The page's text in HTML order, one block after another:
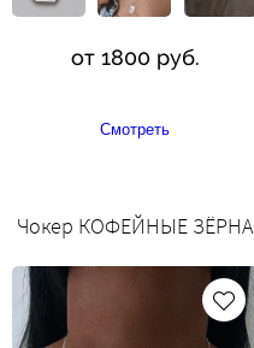
от 1800 руб.
Смотреть
Чокер КОФЕЙНЫЕ ЗЁРНА